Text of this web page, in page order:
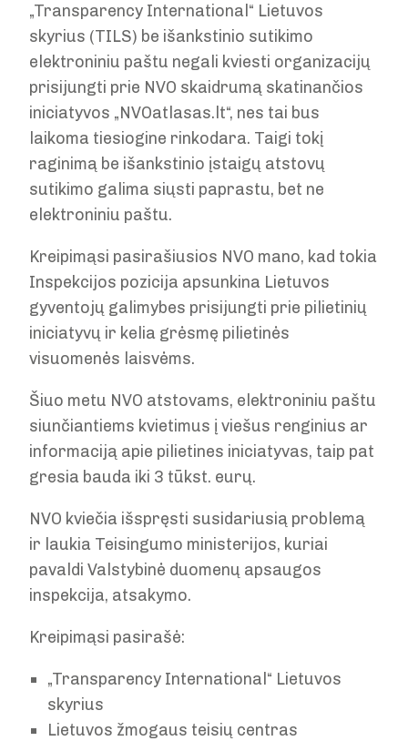
„Transparency International“ Lietuvos
skyrius (TILS) be išankstinio sutikimo
elektroniniu paštu negali kviesti organizacijų
prisijungti prie NVO skaidrumą skatinančios
iniciatyvos „NVOatlasas.lt“, nes tai bus
laikoma tiesiogine rinkodara. Taigi tokį
raginimą be išankstinio įstaigų atstovų
sutikimo galima siųsti paprastu, bet ne
elektroniniu paštu.
Kreipimąsi pasirašiusios NVO mano, kad tokia
Inspekcijos pozicija apsunkina Lietuvos
gyventojų galimybes prisijungti prie pilietinių
iniciatyvų ir kelia grėsmę pilietinės
visuomenės laisvėms.
Šiuo metu NVO atstovams, elektroniniu paštu
siunčiantiems kvietimus į viešus renginius ar
informaciją apie pilietines iniciatyvas, taip pat
gresia bauda iki 3 tūkst. eurų.
NVO kviečia išspręsti susidariusią problemą
ir laukia Teisingumo ministerijos, kuriai
pavaldi Valstybinė duomenų apsaugos
inspekcija, atsakymo.
Kreipimąsi pasirašė:
„Transparency International“ Lietuvos
skyrius
Lietuvos žmogaus teisių centras